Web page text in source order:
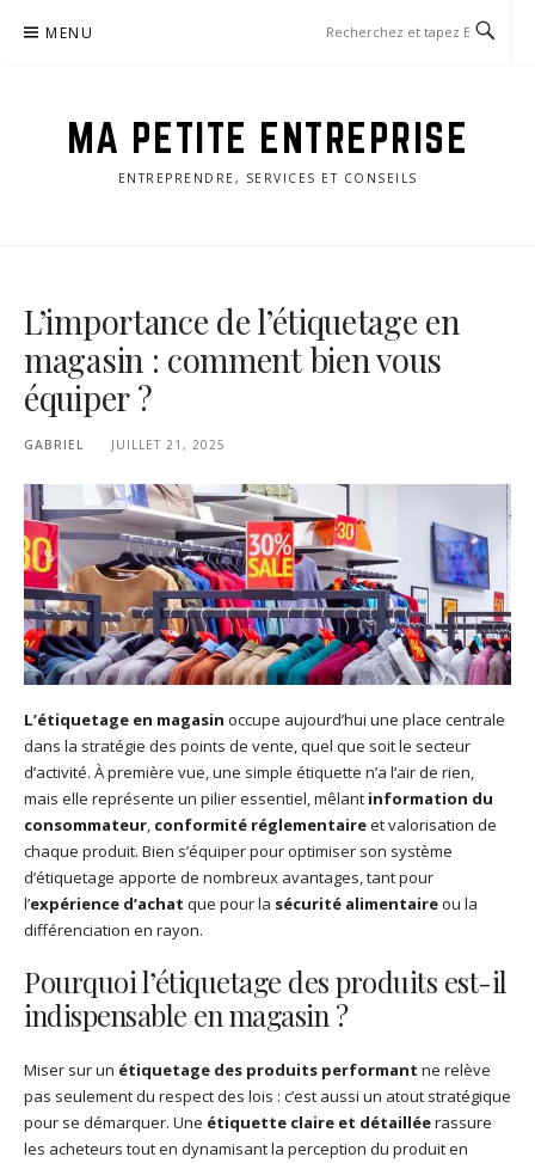
MENU
MA PETITE ENTREPRISE
ENTREPRENDRE, SERVICES ET CONSEILS
L’importance de l’étiquetage en
magasin : comment bien vous
équiper ?
GABRIEL JUILLET 21, 2025
L’étiquetage en magasin occupe aujourd’hui une place centrale
dans la stratégie des points de vente, quel que soit le secteur
d’activité. À première vue, une simple étiquette n’a l’air de rien,
mais elle représente un pilier essentiel, mêlant information du
consommateur, conformité réglementaireet valorisation de
chaque produit. Bien s’équiper pour optimiser son système
d’étiquetage apporte de nombreux avantages, tant pour
l’expérience d’achat que pour la sécurité alimentaireou la
différenciation en rayon.
Pourquoi l’étiquetage des produits est-il
indispensable en magasin ?
Miser sur un étiquetage des produits performant ne relève
pas seulement du respect des lois : c’est aussi un atout stratégique
pour se démarquer. Une étiquette claire et détailléerassure
les acheteurs tout en dynamisant la perception du produit en